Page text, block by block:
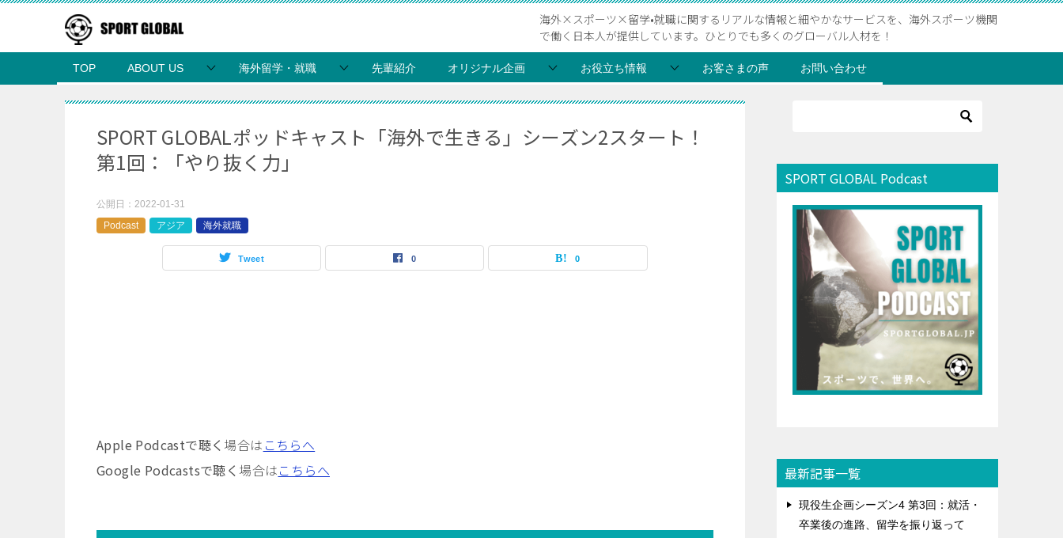
海外×スポーツ×留学•就職に関するリアルな情報と細やかなサービスを、海外スポーツ機関
で働く日本人が提供しています。ひとりでも多くのグローバル人材を！
TOP ABOUT US 海外留学・就職 先輩紹介 オリジナル企画 お役立ち情報 お客さまの声 お問い合わせ
SPORT GLOBALポッドキャスト「海外で生きる」シーズン2スタート！
第1回：「やり抜く力」
公開日： 2022-01-31
Podcast
アジア 海外就職
Tweet 0 0
Apple Podcastで聴く 場合は こちらへ
Google Podcastsで聴く 場合はこちらへ
SPORT GLOBAL Podcast
最新記事一覧
現役生企画シーズン4 第3回：就活・
卒業後の進路、留学を振り返って